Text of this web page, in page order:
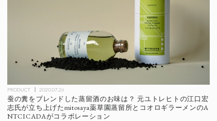
PRODUCT 2020.07.26
蚕の糞をブレンドした蒸留酒のお味は？ 元ユトレヒトの江口宏
志氏が立ち上げたmitosaya薬草園蒸留所とコオロギラーメンのA
NTCICADAがコラボレーション